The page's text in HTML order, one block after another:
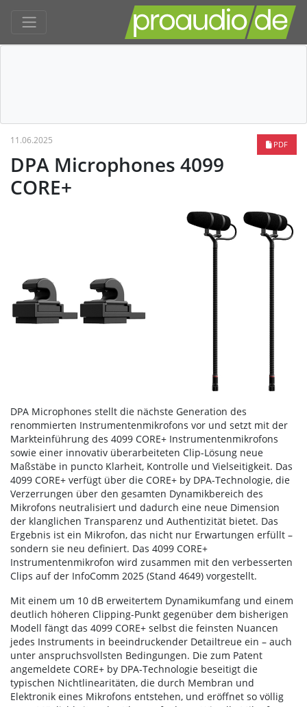
PDF
11.06.2025
DPA Microphones 4099
CORE+
DPA Microphones stellt die nächste Generation des
renommierten Instrumentenmikrofons vor und setzt mit der
Markteinführung des 4099 CORE+ Instrumentenmikrofons
sowie einer innovativ überarbeiteten Clip-Lösung neue
Maßstäbe in puncto Klarheit, Kontrolle und Vielseitigkeit. Das
4099 CORE+ verfügt über die CORE+ by DPA-Technologie, die
Verzerrungen über den gesamten Dynamikbereich des
Mikrofons neutralisiert und dadurch eine neue Dimension
der klanglichen Transparenz und Authentizität bietet. Das
Ergebnis ist ein Mikrofon, das nicht nur Erwartungen erfüllt –
sondern sie neu definiert. Das 4099 CORE+
Instrumentenmikrofon wird zusammen mit den verbesserten
Clips auf der InfoComm 2025 (Stand 4649) vorgestellt.
Mit einem um 10 dB erweitertem Dynamikumfang und einem
deutlich höheren Clipping-Punkt gegenüber dem bisherigen
Modell fängt das 4099 CORE+ selbst die feinsten Nuancen
jedes Instruments in beeindruckender Detailtreue ein – auch
unter anspruchsvollsten Bedingungen. Die zum Patent
angemeldete CORE+ by DPA-Technologie beseitigt die
typischen Nichtlinearitäten, die durch Membran und
Elektronik eines Mikrofons entstehen, und eröffnet so völlig